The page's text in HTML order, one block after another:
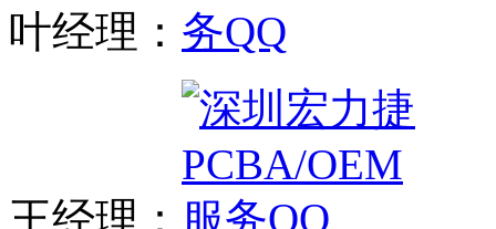
叶经理：
王经理：